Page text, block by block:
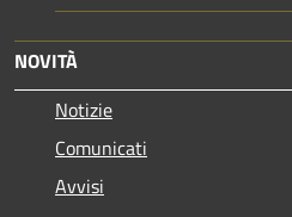
NOVITÀ
Notizie
Comunicati
Avvisi